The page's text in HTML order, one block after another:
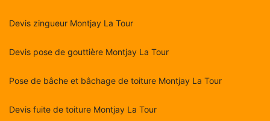
Devis zingueur Montjay La Tour
Devis pose de gouttière Montjay La Tour
Pose de bâche et bâchage de toiture Montjay La Tour
Devis fuite de toiture Montjay La Tour